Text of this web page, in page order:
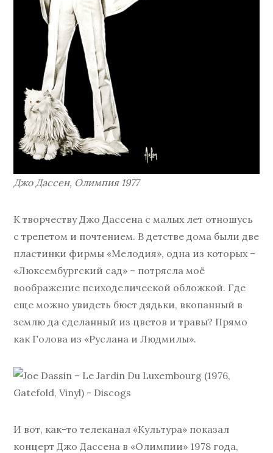
Джо Дассен, Олимпия 1977
К творчеству Джо Дассена с малых лет отношусь
с трепетом и почтением. В детстве дома были две
пластинки фирмы «Мелодия», одна из которых –
«Люксембургский сад» – потрясла моё
воображение психоделической обложкой. Где
еще можно увидеть бюст дядьки, вкопанный в
землю да сделанный из цветов и травы? Прямо
как Голова из «Руслана и Людмилы».
И вот, как-то телеканал «Культура» показал
концерт Джо Дассена в «Олимпии» 1978 года,